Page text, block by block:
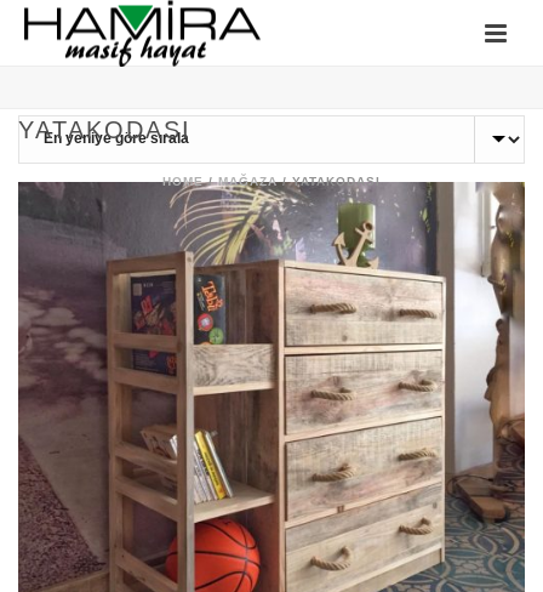
YATAKODASI
HOME/MAĞAZA/YATAKODASI